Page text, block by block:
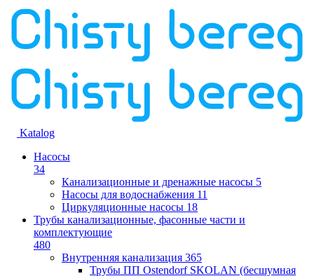
Katalog
Насосы
34
Канализационные и дренажные насосы 5
Насосы для водоснабжения 11
Циркуляционные насосы 18
Трубы канализационные, фасонные части и
комплектующие
480
Внутренняя канализация 365
Трубы ПП Ostendorf SKOLAN (бесшумная